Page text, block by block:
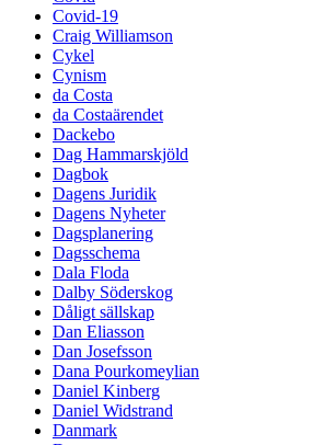
Covid-19
Craig Williamson
Cykel
Cynism
da Costa
da Costaärendet
Dackebo
Dag Hammarskjöld
Dagbok
Dagens Juridik
Dagens Nyheter
Dagsplanering
Dagsschema
Dala Floda
Dalby Söderskog
Dåligt sällskap
Dan Eliasson
Dan Josefsson
Dana Pourkomeylian
Daniel Kinberg
Daniel Widstrand
Danmark